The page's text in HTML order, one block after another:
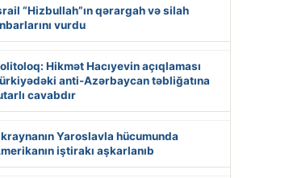
“Hizbullah”ın qərargah və silah
vurdu
Hikmət Hacıyevin açıqlaması
anti-Azərbaycan təbliğatına
cavabdır
Yaroslavla hücumunda
iştirakı aşkarlanıb